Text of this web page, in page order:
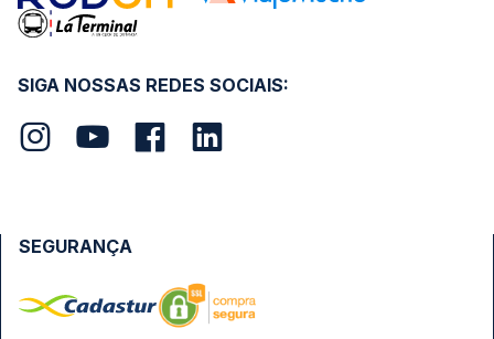
SIGA NOSSAS REDES SOCIAIS:
SEGURANÇA